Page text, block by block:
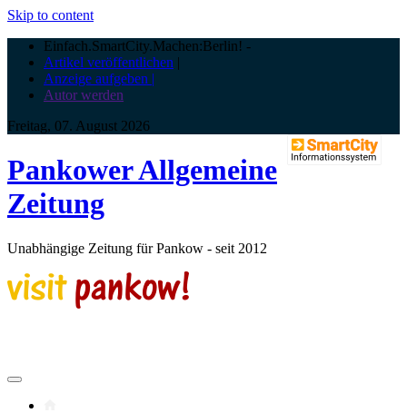
Skip to content
Einfach.SmartCity.Machen:Berlin! -
Artikel veröffentlichen |
Anzeige aufgeben |
Autor werden
Freitag, 07. August 2026
Pankower Allgemeine
Zeitung
Unabhängige Zeitung für Pankow - seit 2012